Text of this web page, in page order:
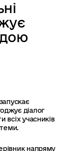
діалог
всіх учасників
напряму